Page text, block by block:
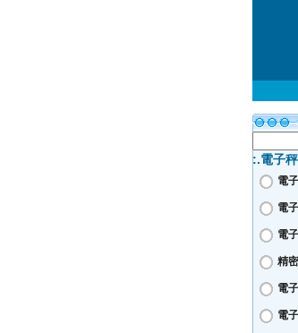
:.電子秤
電
電
電
精
電
電